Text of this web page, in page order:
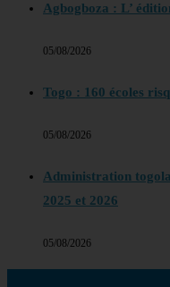
Agbogboza : L’
05/08/2026
Togo : 160 écoles
05/08/2026
Administration
2025 et 2026
05/08/2026